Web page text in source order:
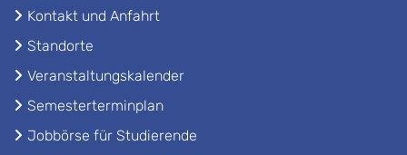
Kontakt und Anfahrt
Standorte
Veranstaltungskalender
Semesterterminplan
Jobbörse für Studierende